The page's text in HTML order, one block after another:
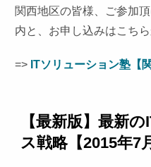
関西地区の皆様、ご参加
内と、お申し込みはこちら
=> ITソリューション塾【関
【最新版】最新
ス戦略【2015年7